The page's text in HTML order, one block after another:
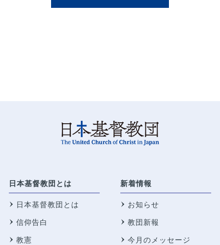
日本基督教団とは
日本基督教団とは
信仰告白
教憲
新着情報
お知らせ
教団新報
今月のメッセージ